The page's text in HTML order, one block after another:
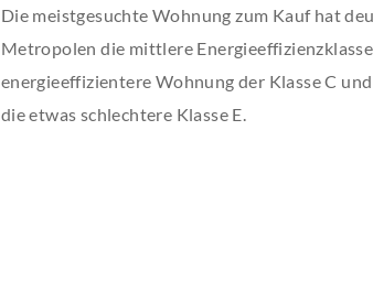
Die meistgesuchte Wohnung zum Kauf hat
Metropolen die mittlere
energieeffizientere Wohnung der Klasse C
die etwas schlechtere Klasse E.